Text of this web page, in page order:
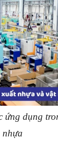
ứng dụng
nhựa